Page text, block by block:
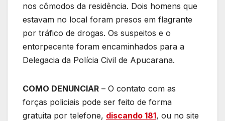
nos cômodos da residência. Dois homens que
estavam no local foram presos em flagrante
por tráfico de drogas. Os suspeitos e o
entorpecente foram encaminhados para a
Delegacia da Polícia Civil de Apucarana.
COMO DENUNCIAR – O contato com as
forças policiais pode ser feito de forma
gratuita por telefone, discando 181, ou no site